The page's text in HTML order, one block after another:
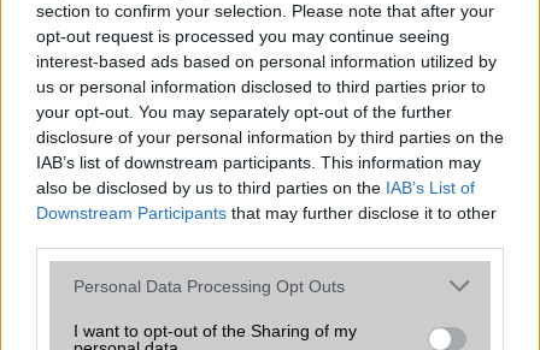
section to confirm your selection. Please note that after your
opt-out request is processed you may continue seeing
interest-based ads based on personal information utilized by
us or personal information disclosed to third parties prior to
your opt-out. You may separately opt-out of the further
disclosure of your personal information by third parties on the
IAB’s list of downstream participants. This information may
also be disclosed by us to third parties on the IAB’s List of
Downstream Participants that may further disclose it to other
Please note that this website/app uses one or more Google
not limited to your visit or usage behaviour. You may click to
Personal Data Processing Opt Outs
I want to opt-out of the Sharing of my
választásuk eltérhet. Azonban azok, akik számára fontos a nagyobb
kijelző, hosszabb üzemidő, hatékony
MOBILTELEFON MÁRKÁK
Apple
Huawei